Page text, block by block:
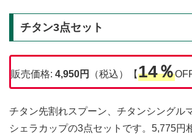
チタン3点セット
販売価格: 4,950円 （税込）【14％
チタン先割れスプーン、チタンシングル
シェラカップの3点セットです。5,775円